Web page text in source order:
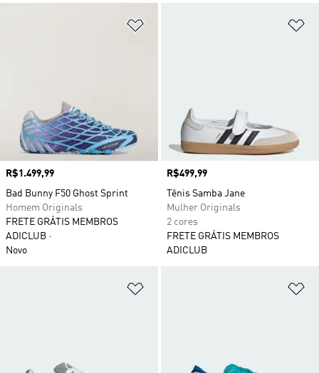
Preço
R$1.499,99
Bad Bunny F50 Ghost Sprint
Homem Originals
FRETE GRÁTIS MEMBROS
ADICLUB
Novo
Preço
R$499,99
Tênis Samba Jane
Mulher Originals
2 cores
FRETE GRÁTIS MEMBROS
ADICLUB